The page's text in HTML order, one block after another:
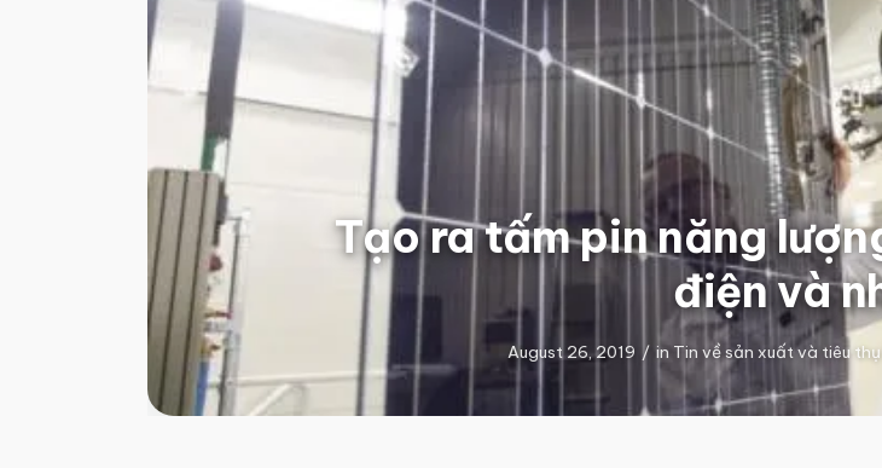
Tạo ra tấm pin năng
điện và
August 26, 2019 / in Tin về sản xuất và tiêu